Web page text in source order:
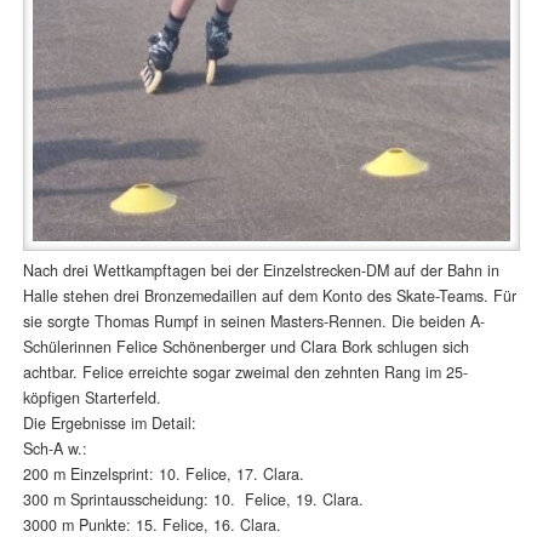
Nach drei Wettkampftagen bei der Einzelstrecken-DM auf der Bahn in
Halle stehen drei Bronzemedaillen auf dem Konto des Skate-Teams. Für
sie sorgte Thomas Rumpf in seinen Masters-Rennen. Die beiden A-
Schülerinnen Felice Schönenberger und Clara Bork schlugen sich
achtbar. Felice erreichte sogar zweimal den zehnten Rang im 25-
köpfigen Starterfeld.
Die Ergebnisse im Detail:
Sch-A w.:
200 m Einzelsprint: 10. Felice, 17. Clara.
300 m Sprintausscheidung: 10. Felice, 19. Clara.
3000 m Punkte: 15. Felice, 16. Clara.